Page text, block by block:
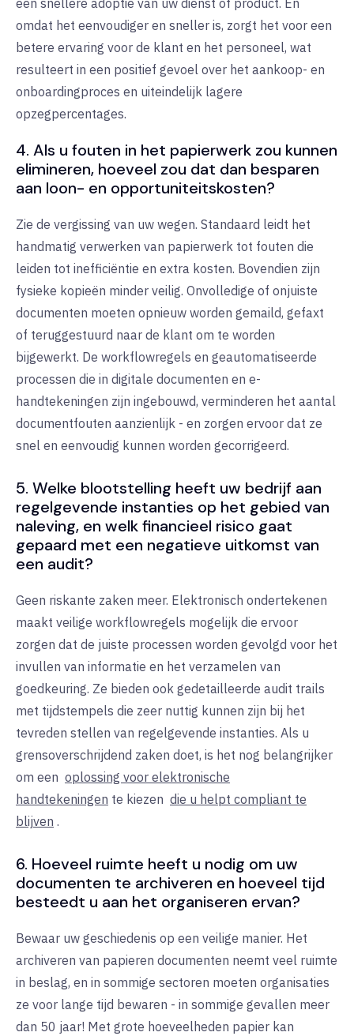
een snellere adoptie van uw dienst of product. En
omdat het eenvoudiger en sneller is, zorgt het voor een
betere ervaring voor de klant en het personeel, wat
resulteert in een positief gevoel over het aankoop- en
onboardingproces en uiteindelijk lagere
opzegpercentages.
4. Als u fouten in het papierwerk zou kunnen
elimineren, hoeveel zou dat dan besparen
aan loon- en opportuniteitskosten?
Zie de vergissing van uw wegen. Standaard leidt het
handmatig verwerken van papierwerk tot fouten die
leiden tot inefficiëntie en extra kosten. Bovendien zijn
fysieke kopieën minder veilig. Onvolledige of onjuiste
documenten moeten opnieuw worden gemaild, gefaxt
of teruggestuurd naar de klant om te worden
bijgewerkt. De workflowregels en geautomatiseerde
processen die in digitale documenten en e-
handtekeningen zijn ingebouwd, verminderen het aantal
documentfouten aanzienlijk - en zorgen ervoor dat ze
snel en eenvoudig kunnen worden gecorrigeerd.
5. Welke blootstelling heeft uw bedrijf aan
regelgevende instanties op het gebied van
naleving, en welk financieel risico gaat
gepaard met een negatieve uitkomst van
een audit?
Geen riskante zaken meer. Elektronisch ondertekenen
maakt veilige workflowregels mogelijk die ervoor
zorgen dat de juiste processen worden gevolgd voor het
invullen van informatie en het verzamelen van
goedkeuring. Ze bieden ook gedetailleerde audit trails
met tijdstempels die zeer nuttig kunnen zijn bij het
tevreden stellen van regelgevende instanties. Als u
grensoverschrijdend zaken doet, is het nog belangrijker
om een oplossing voor elektronische
handtekeningen te kiezen die u helpt compliant te
blijven .
6. Hoeveel ruimte heeft u nodig om uw
documenten te archiveren en hoeveel tijd
besteedt u aan het organiseren ervan?
Bewaar uw geschiedenis op een veilige manier. Het
archiveren van papieren documenten neemt veel ruimte
in beslag, en in sommige sectoren moeten organisaties
ze voor lange tijd bewaren - in sommige gevallen meer
dan 50 jaar! Met grote hoeveelheden papier kan